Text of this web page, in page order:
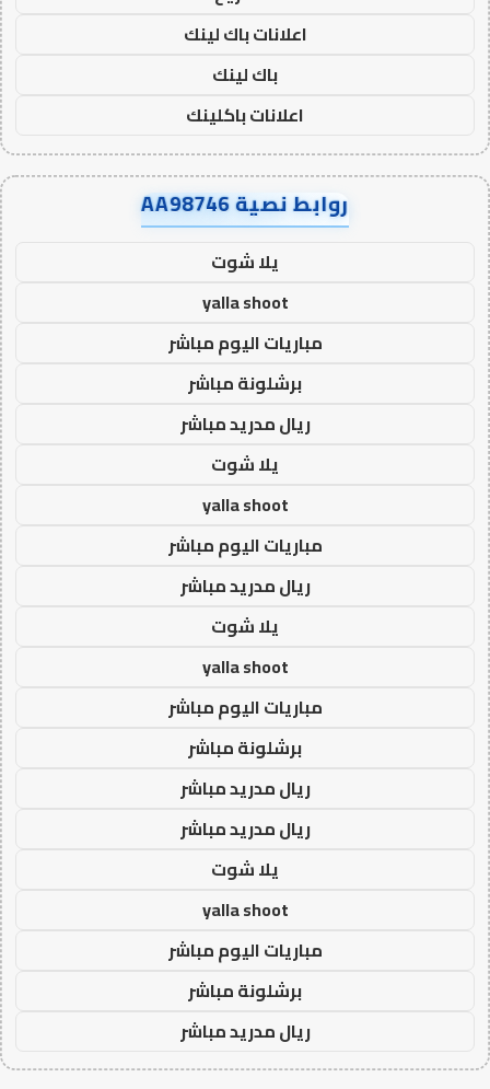
اعلانات باك لينك
باك لينك
اعلانات باكلينك
روابط نصية AA98746
يلا شوت
yalla shoot
مباريات اليوم مباشر
برشلونة مباشر
ريال مدريد مباشر
يلا شوت
yalla shoot
مباريات اليوم مباشر
ريال مدريد مباشر
يلا شوت
yalla shoot
مباريات اليوم مباشر
برشلونة مباشر
ريال مدريد مباشر
ريال مدريد مباشر
يلا شوت
yalla shoot
مباريات اليوم مباشر
برشلونة مباشر
ريال مدريد مباشر